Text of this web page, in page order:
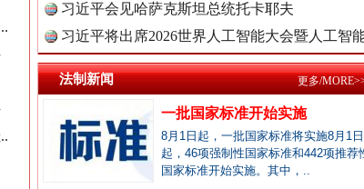
理高级..
习近平会见哈萨克斯坦总统托卡耶夫
习近平将出席2026世界人工智能大会暨人工智
球治理..
法制新闻
一批国家标准开始实施
8月1日起，一批国家标准将实施8月1日
起，46项强制性国家标准和442项推荐
国家标准开始实施。其中，..
更多/
永葆“两个先锋队”本色